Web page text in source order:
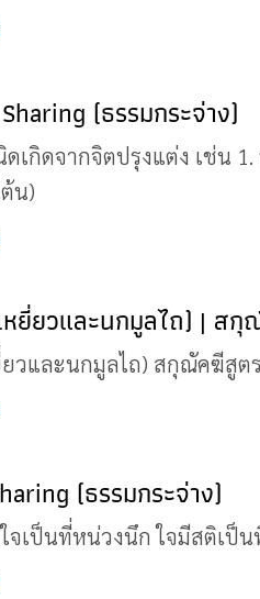
(ธรรมกระจ่าง)
เกิดจากจิตปรุงแต่ง เช่น
น)
หยี่ยวและนกมูลไถ) |
ยวและนกมูลไถ) สกุณัคฆี
(ธรรมกระจ่าง)
จเป็นที่หน่วงนึก ใจมีสติเป็